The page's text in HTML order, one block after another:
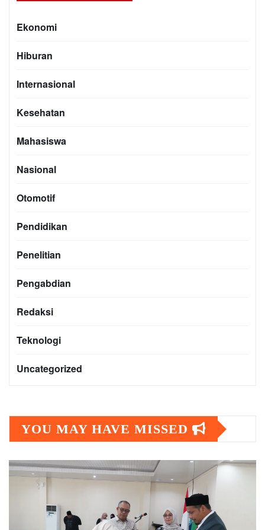
Ekonomi
Hiburan
Internasional
Kesehatan
Mahasiswa
Nasional
Otomotif
Pendidikan
Penelitian
Pengabdian
Redaksi
Teknologi
Uncategorized
YOU MAY HAVE MISSED